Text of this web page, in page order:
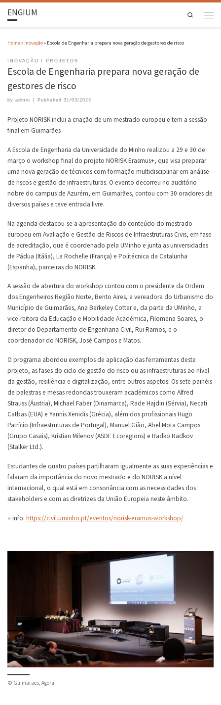
ENGIUM Search
Home» Inovação» Escola de Engenharia prepara nova geração de gestores de risco
INOVAÇÃO PROJETOS
Escola de Engenharia prepara nova geração de
gestores de risco
by admin Published 31/03/2023
Projeto NORISK inclui a criação de um mestrado europeu e tem a sessão
final em Guimarães
A Escola de Engenharia da Universidade do Minho realizou a 29 e 30 de
março o workshop final do projeto NORISK Erasmus+, que visa preparar
uma nova geração de técnicos com formação multidisciplinar em análise
de riscos e gestão de infraestruturas. O evento decorreu no auditório
nobre do campus de Azurém, em Guimarães, contou com 30 oradores de
diversos países e teve entrada livre.
Na agenda destacou-se a apresentação do conteúdo do mestrado
europeu em Avaliação e Gestão de Riscos de Infraestruturas Civis, em fase
de acreditação, que é coordenado pela UMinho e junta as universidades
de Pádua (Itália), La Rochelle (França) e Politécnica da Catalunha
(Espanha), parceiras do NORISK.
A sessão de abertura do workshop contou com o presidente da Ordem
dos Engenheiros Região Norte, Bento Aires, a vereadora do Urbanismo do
Município de Guimarães, Ana Berkeley Cotter e, da parte da UMinho, a
vice-reitora da Educação e Mobilidade Académica, Filomena Soares, o
diretor do Departamento de Engenharia Civil, Rui Ramos, e o
coordenador do NORISK, José Campos e Matos.
O programa abordou exemplos de aplicação das ferramentas deste
projeto, as fases do ciclo de gestão do risco ou as infraestruturas ao nível
da gestão, resiliência e digitalização, entre outros aspetos. Os sete painéis
de palestras e mesas redondas trouxeram académicos como Alfred
Strauss (Áustria), Michael Faber (Dinamarca), Rade Hajdin (Sérvia), Necati
Catbas (EUA) e Yannis Xenidis (Grécia), além dos profissionais Hugo
Patrício (Infraestruturas de Portugal), Manuel Gião, Abel Mota Campos
(Grupo Casais), Kristian Milenov (ASDE Ecoregions) e Radko Radkov
(Stalker Ltd.).
Estudantes de quatro países partilharam igualmente as suas experiências e
falaram da importância do novo mestrado e do NORISK a nível
internacional, o qual está em consonância com as necessidades dos
stakeholders e com as diretrizes da União Europeia neste âmbito.
+ info: https://civil.uminho.pt/eventos/norisk-eramus-workshop/
© Guimarães, Agora!